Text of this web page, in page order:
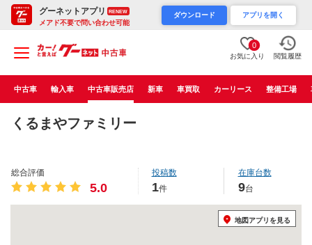
グーネットアプリ RENEW
メアド不要で問い合わせ可能
ダウンロード アプリを開く
0
お気に入り 閲覧履歴
中古車 輸入車 中古車販売店 新車 車買取 カーリース 整備工場
くるまやファミリー
総合評価
5.0
投稿数
1件
在庫台数
9台
地図アプリを見る